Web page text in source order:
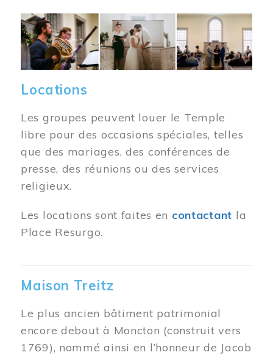
Image
Locations
Les groupes peuvent louer le Temple
libre pour des occasions spéciales, telles
que des mariages, des conférences de
presse, des réunions ou des services
religieux.
Les locations sont faites en contactant la
Place Resurgo.
Maison Treitz
Le plus ancien bâtiment patrimonial
encore debout à Moncton (construit vers
1769), nommé ainsi en l’honneur de Jacob